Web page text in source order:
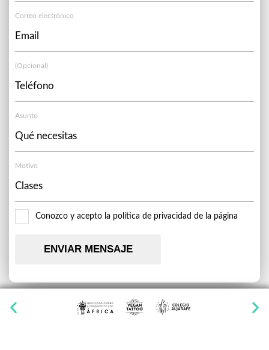
Correo electrónico
(Opcional)
Asunto
Motivo
Conozco y acepto la política de privacidad de la página